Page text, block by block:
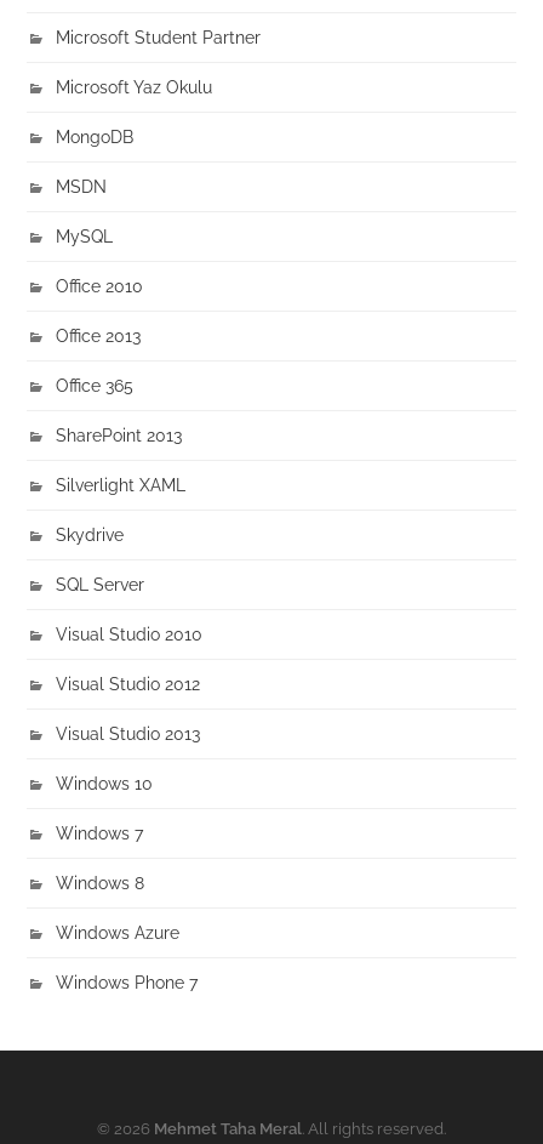
Microsoft Student Partner
Microsoft Yaz Okulu
MongoDB
MSDN
MySQL
Office 2010
Office 2013
Office 365
SharePoint 2013
Silverlight XAML
Skydrive
SQL Server
Visual Studio 2010
Visual Studio 2012
Visual Studio 2013
Windows 10
Windows 7
Windows 8
Windows Azure
Windows Phone 7
© 2026 Mehmet Taha Meral . All rights reserved.